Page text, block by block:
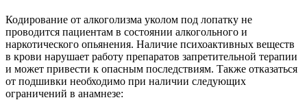
Кодирование от алкоголизма уколом под лопатку не
проводится пациентам в состоянии алкогольного и
наркотического опьянения. Наличие психоактивных веществ
в крови нарушает работу препаратов запретительной терапии
и может привести к опасным последствиям. Также отказаться
от подшивки необходимо при наличии следующих
ограничений в анамнезе: